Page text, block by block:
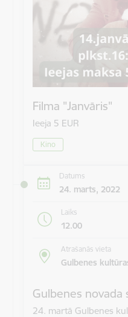
Filma "Janvāris"
Ieeja 5 EUR
Kino
Datums
24. marts, 2022
Laiks
12.00
Atrašanās vieta
Gulbenes
Gulbenes novada
24. martā Gulbenes